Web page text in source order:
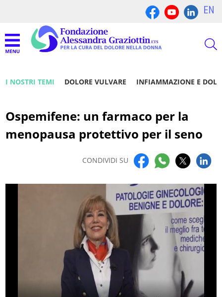
EN
I NOSTRI TEMI DOLORE VULVARE INFIAMMAZIONE E
Ospemifene: un farmaco per la
menopausa protettivo per il seno
CONDIVIDI SU